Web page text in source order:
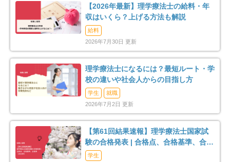
リハスタッフ複数在籍 124 経営が安定している 178
管理職募集 0
【2026年最新】理学療法士の給料・年
収はいくら？上げる方法も解説
給料
2026年7月30日 更新
理学療法士になるには？最短ルート・学
校の違いや社会人からの目指し方
学生
就職
2026年7月2日 更新
【第61回結果速報】理学療法士国家試
験の合格発表 | 合格点、合格基準、合格
率（2026年）
学生